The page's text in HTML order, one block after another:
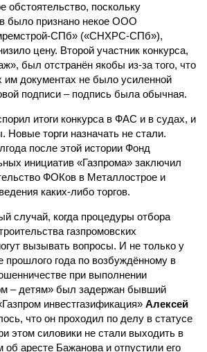
обстоятельство, поскольку
было признано некое ООО
СПб» («СНХРС-СПб»),
цену. Второй участник конкурса,
был отстранён якобы из-за того, что
им документах не было усиленной
подписи – подпись была обычная.
итоги конкурса в ФАС и в судах, и
Новые торги назначать не стали.
после этой истории Фонд
инициатив «Газпрома» заключил
ФОКов в Металлострое и
каких-либо торгов.
случай, когда процедуры отбора
газпромовских
вызывать вопросы. И не только у
прошлого года по возбуждённому в
при выполнении
– детям» был задержан бывший
инвестгазификация» Алексей
что он проходил по делу в статусе
этом силовики не стали выходить в
об аресте Бажанова и отпустили его